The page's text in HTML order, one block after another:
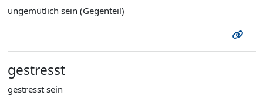
ungemütlich sein (Gegenteil)
gestresst
gestresst sein